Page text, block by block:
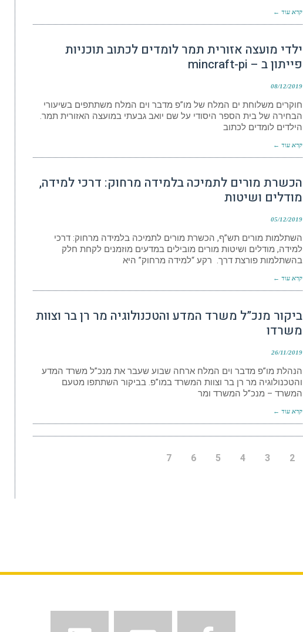
קרא עוד ←
ילדי מועצה אזורית תמר לומדים לכתוב תוכניות
פייתון ב – mincraft-pi
08/12/2019
חוקרים משלוחת ים המלח של מו”פ מדבר וים המלח משתתפים בשיעורי
הבחירה של בית הספר היסודי על שם יואב גבעתי במועצה האזורית תמר.
הילדים לומדים לכתוב
קרא עוד ←
הכשרת מורים לתמיכה בלמידה מרחוק: דרכי למידה,
מודלים ושיטות
05/12/2019
השתלמות מורים תש”ף, הכשרת מורים לתמיכה בלמידה מרחוק: דרכי
למידה, מודלים ושיטות מורים מובילים במדעים מוזמנים לקחת חלק
בהשתלמות פורצת דרך. רקע “למידה מרחוק” היא
קרא עוד ←
ביקור מנכ”ל משרד המדע והטכנולוגיה מר רן בר וצוות
משרדו
26/11/2019
הנהלת מו”פ מדבר וים המלח ארחה שבוע שעבר את מנכ”ל משרד המדע
והטכנולוגיה מר רן בר וצוות המשרד במו”פ. בביקור השתתפו מטעם
המשרד – מנכ”ל המשרד ומר
קרא עוד ←
2
3
4
5
6
7